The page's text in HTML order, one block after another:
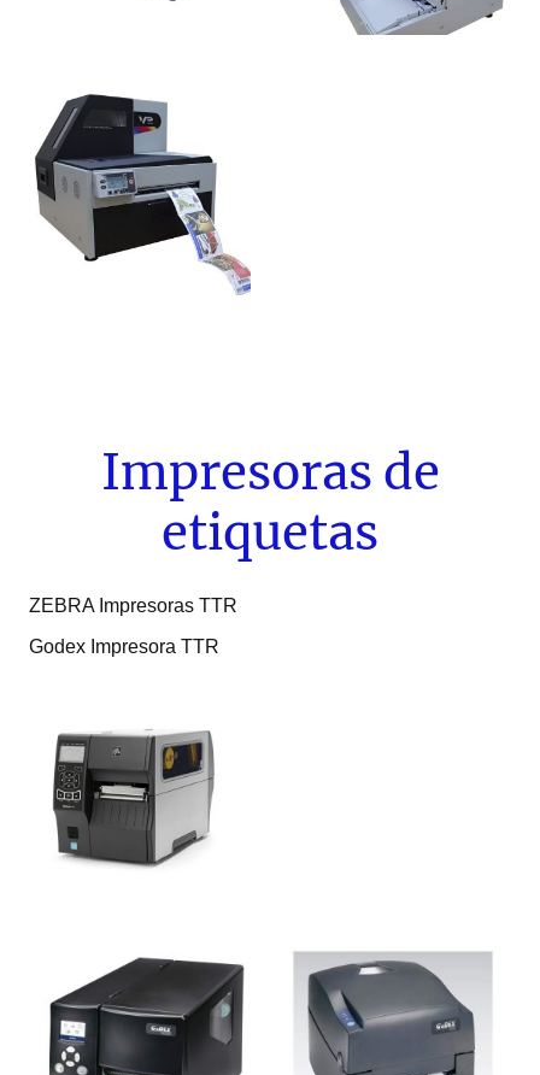
Impresoras de
etiquetas
ZEBRA Impresoras TTR
Godex Impresora TTR